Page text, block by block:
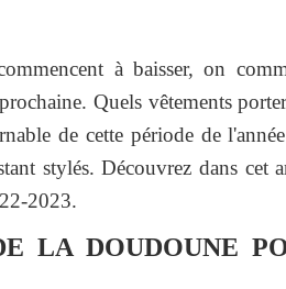
à baisser, on
Quels vêtements
de cette période de
stylés. Découvrez dans cet
2023.
LA DOUDOUNE